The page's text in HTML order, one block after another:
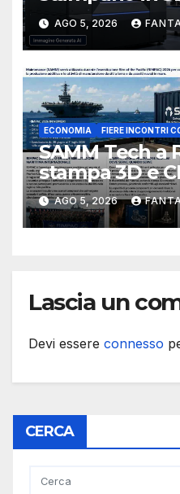
CubeSat 3U in
AGO 5, 2026
ECONOMIA FIERE INCONTRI
SAMM Tech a
stampa 3D e
Essex e
AGO 5, 2026
Lascia un
Devi essere connesso
CERCA